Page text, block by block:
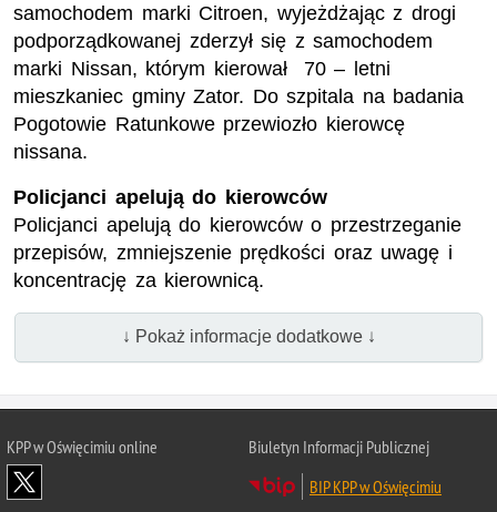
samochodem marki Citroen, wyjeżdżając z drogi
podporządkowanej zderzył się z samochodem
marki Nissan, którym kierował 70 – letni
mieszkaniec gminy Zator. Do szpitala na badania
Pogotowie Ratunkowe przewiozło kierowcę
nissana.
Policjanci apelują do kierowców
Policjanci apelują do kierowców o przestrzeganie
przepisów, zmniejszenie prędkości oraz uwagę i
koncentrację za kierownicą.
↓ Pokaż informacje dodatkowe ↓
KPP w Oświęcimiu online
Biuletyn Informacji Publicznej
BIP KPP w Oświęcimiu